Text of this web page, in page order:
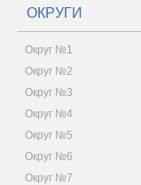
ОКРУГИ
Округ №1
Округ №2
Округ №3
Округ №4
Округ №5
Округ №6
Округ №7